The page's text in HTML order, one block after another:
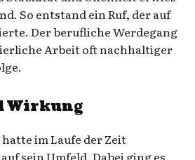
So entstand ein Ruf, der auf
Der berufliche Werdegang
Arbeit oft nachhaltiger
Wirkung
im Laufe der Zeit
sein Umfeld. Dabei ging es